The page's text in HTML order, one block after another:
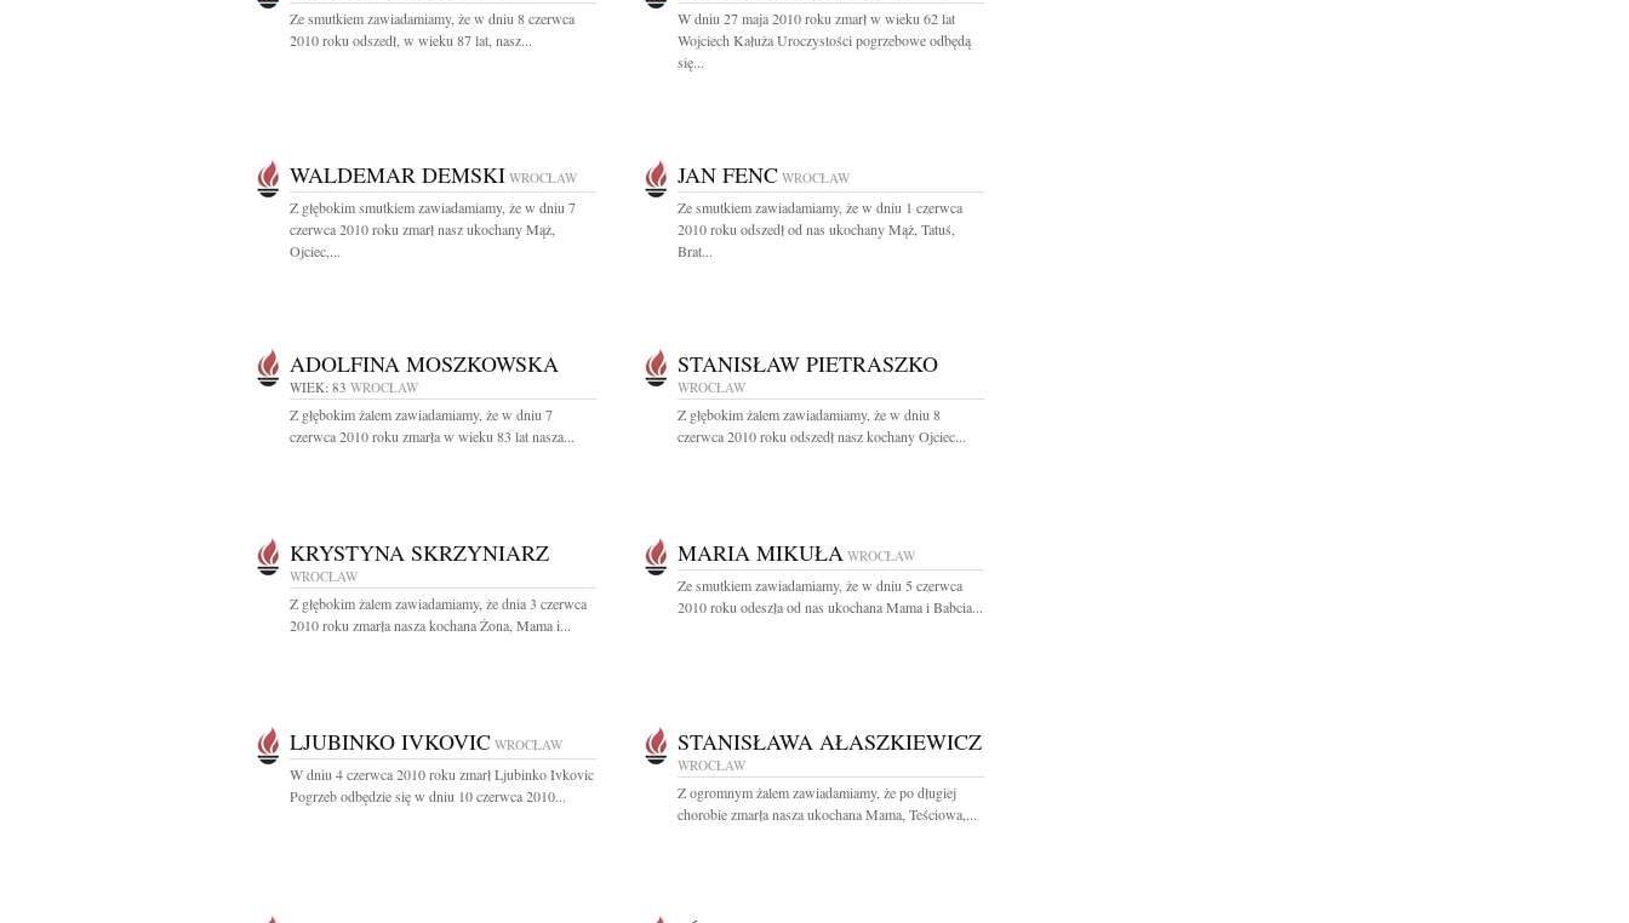
Ze smutkiem zawiadamiamy, że w dniu 8 czerwca
2010 roku odszedł, w wieku 87 lat, nasz...
W dniu 27 maja 2010 roku zmarł w wieku 62 lat
Wojciech Kałuża Uroczystości pogrzebowe odbędą
się...
WALDEMAR DEMSKI WROCŁAW
Z głębokim smutkiem zawiadamiamy, że w dniu 7
czerwca 2010 roku zmarł nasz ukochany Mąż,
Ojciec,...
JAN FENC WROCŁAW
Ze smutkiem zawiadamiamy, że w dniu 1 czerwca
2010 roku odszedł od nas ukochany Mąż, Tatuś,
Brat...
ADOLFINA MOSZKOWSKA
WIEK: 83 WROCŁAW
Z głębokim żalem zawiadamiamy, że w dniu 7
czerwca 2010 roku zmarła w wieku 83 lat nasza...
STANISŁAW PIETRASZKO
WROCŁAW
Z głębokim żalem zawiadamiamy, że w dniu 8
czerwca 2010 roku odszedł nasz kochany Ojciec...
KRYSTYNA SKRZYNIARZ
WROCŁAW
Z głębokim żalem zawiadamiamy, że dnia 3 czerwca
2010 roku zmarła nasza kochana Żona, Mama i...
MARIA MIKUŁA WROCŁAW
Ze smutkiem zawiadamiamy, że w dniu 5 czerwca
2010 roku odeszła od nas ukochana Mama i Babcia...
LJUBINKO IVKOVIC WROCŁAW
W dniu 4 czerwca 2010 roku zmarł Ljubinko Ivkovic
Pogrzeb odbędzie się w dniu 10 czerwca 2010...
STANISŁAWA AŁASZKIEWICZ
WROCŁAW
Z ogromnym żalem zawiadamiamy, że po długiej
chorobie zmarła nasza ukochana Mama, Teściowa,...